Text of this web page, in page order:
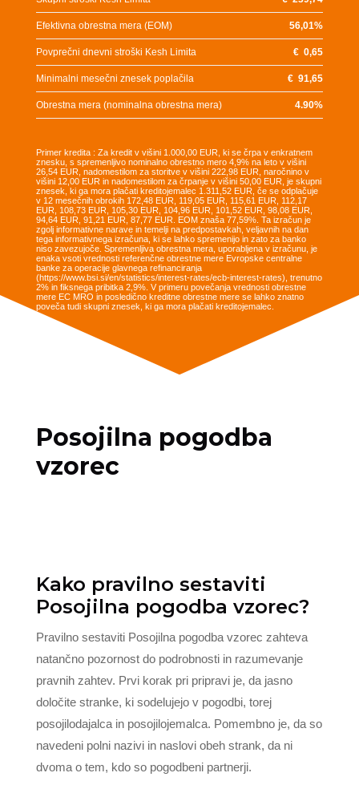
Efektivna obrestna mera (EOM) 56,01%
Povprečni dnevni stroški Kesh Limita €0,65
Minimalni mesečni znesek poplačila €91,65
Obrestna mera (nominalna obrestna mera) 4.90%
Primer kredita : Za kredit v višini 1.000,00 EUR, ki se črpa v enkratnem
znesku, s spremenljivo nominalno obrestno mero 4,9% na leto v višini
26,54 EUR, nadomestilom za storitve v višini 222,98 EUR, naročnino v
višini 12,00 EUR in nadomestilom za črpanje v višini 50,00 EUR, je skupni
znesek, ki ga mora plačati kreditojemalec 1.311,52 EUR, če se odplačuje
v 12 mesečnih obrokih 172,48 EUR, 119,05 EUR, 115,61 EUR, 112,17
EUR, 108,73 EUR, 105,30 EUR, 104,96 EUR, 101,52 EUR, 98,08 EUR,
94,64 EUR, 91,21 EUR, 87,77 EUR. EOM znaša 77,59%. Ta izračun je
zgolj informativne narave in temelji na predpostavkah, veljavnih na dan
tega informativnega izračuna, ki se lahko spremenijo in zato za banko
niso zavezujoče. Spremenljiva obrestna mera, uporabljena v izračunu, je
enaka vsoti vrednosti referenčne obrestne mere Evropske centralne
banke za operacije glavnega refinanciranja
(https://www.bsi.si/en/statistics/interest-rates/ecb-interest-rates), trenutno
2% in fiksnega pribitka 2,9%. V primeru povečanja vrednosti obrestne
mere EC MRO in posledično kreditne obrestne mere se lahko znatno
poveča tudi skupni znesek, ki ga mora plačati kreditojemalec.
Posojilna pogodba
vzorec
Kako pravilno sestaviti
Posojilna pogodba vzorec?
Pravilno sestaviti Posojilna pogodba vzorec zahteva
natančno pozornost do podrobnosti in razumevanje
pravnih zahtev. Prvi korak pri pripravi je, da jasno
določite stranke, ki sodelujejo v pogodbi, torej
posojilodajalca in posojilojemalca. Pomembno je, da so
navedeni polni nazivi in naslovi obeh strank, da ni
dvoma o tem, kdo so pogodbeni partnerji.